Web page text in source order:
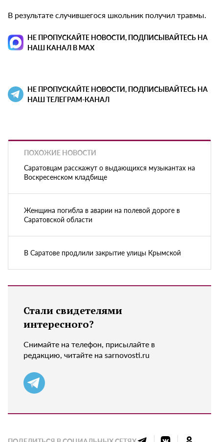
В результате случившегося школьник получил травмы.
НЕ ПРОПУСКАЙТЕ НОВОСТИ, ПОДПИСЫВАЙТЕСЬ НА
НАШ КАНАЛ В MAX
НЕ ПРОПУСКАЙТЕ НОВОСТИ, ПОДПИСЫВАЙТЕСЬ НА
НАШ ТЕЛЕГРАМ-КАНАЛ
ПОХОЖИЕ НОВОСТИ
Саратовцам расскажут о выдающихся музыкантах на
Воскресенском кладбище
Женщина погибла в аварии на полевой дороге в
Саратовской области
В Саратове продлили закрытие улицы Крымской
Стали свидетелями
интересного?
Снимайте на телефон, присылайте в
редакцию, читайте на sarnovosti.ru